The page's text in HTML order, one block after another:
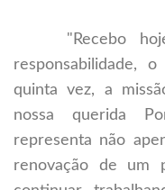
"Recebo hoje,
responsabilidade,
quinta vez, a
nossa querida
representa não
renovação de um